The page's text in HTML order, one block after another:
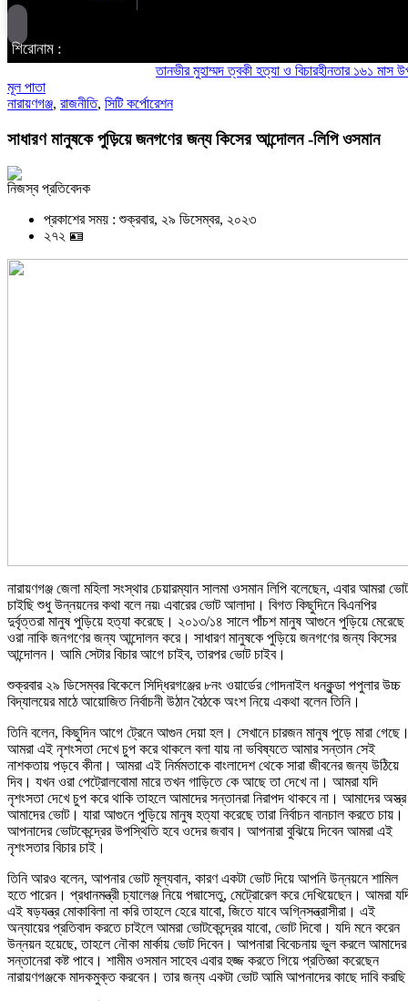
শিরোনাম :
তানভীর মুহাম্মদ ত্বকী হত্যা ও বিচারহীনতার ১৬১ মাস
মূল পাতা
নারায়ণগঞ্জ, রাজনীতি, সিটি কর্পোরেশন
সাধারণ মানুষকে পুড়িয়ে জনগণের জন্য কিসের আন্দোলন -লিপি ওসমান
নিজস্ব প্রতিবেদক
প্রকাশের সময় : শুক্রবার, ২৯ ডিসেম্বর, ২০২৩
২৭২ 🪪
নারায়ণগঞ্জ জেলা মহিলা সংস্থার চেয়ারম্যান সালমা ওসমান লিপি বলেছেন, এবার আমরা
চাইছি শুধু উন্নয়নের কথা বলে নয়৷ এবারের ভোট আলাদা। বিগত কিছুদিনে বিএনপির
দুর্বৃত্তরা মানুষ পুড়িয়ে হত্যা করেছে। ২০১৩/১৪ সালে পাঁচশ মানুষ আগুনে পুড়িয়ে
ওরা নাকি জনগণের জন্য আন্দোলন করে। সাধারণ মানুষকে পুড়িয়ে জনগণের জন্য কিসের
আন্দোলন। আমি সেটার বিচার আগে চাইব, তারপর ভোট চাইব।
শুক্রবার ২৯ ডিসেম্বর বিকেলে সিদ্ধিরগঞ্জের ৮নং ওয়ার্ডের গোদনাইল ধনকুন্ডা পপুলার উচ্চ
বিদ্যালয়ের মাঠে আয়োজিত নির্বাচনী উঠান বৈঠকে অংশ নিয়ে একথা বলেন তিনি।
তিনি বলেন, কিছুদিন আগে ট্রেনে আগুন দেয়া হল। সেখানে চারজন মানুষ পুড়ে মারা
আমরা এই নৃশংসতা দেখে চুপ করে থাকলে বলা যায় না ভবিষ্যতে আমার সন্তান সেই
নাশকতায় পড়বে কীনা। আমরা এই নির্মমতাকে বাংলাদেশ থেকে সারা জীবনের জন্য উঠিয়ে
দিব। যখন ওরা পেট্রোলবোমা মারে তখন গাড়িতে কে আছে তা দেখে না। আমরা যদি
নৃশংসতা দেখে চুপ করে থাকি তাহলে আমাদের সন্তানরা নিরাপদ থাকবে না। আমাদের অস্ত্র
আমাদের ভোট। যারা আগুনে পুড়িয়ে মানুষ হত্যা করেছে তারা নির্বাচন বানচাল করতে চায়।
আপনাদের ভোটকেন্দ্রের উপস্থিতি হবে ওদের জবাব। আপনারা বুঝিয়ে দিবেন আমরা এই
নৃশংসতার বিচার চাই।
তিনি আরও বলেন, আপনার ভোট মূল্যবান, কারণ একটা ভোট দিয়ে আপনি উন্নয়নে শামিল
হতে পারেন। প্রধানমন্ত্রী চ্যালেঞ্জ নিয়ে পদ্মাসেতু, মেট্রোরেল করে দেখিয়েছেন। আমরা
এই ষড়যন্ত্র মোকাবিলা না করি তাহলে হেরে যাবো, জিতে যাবে অগ্নিসন্ত্রাসীরা। এই
অন্যায়ের প্রতিবাদ করতে চাইলে আমরা ভোটকেন্দ্রের যাবো, ভোট দিবো। যদি মনে করেন
উন্নয়ন হয়েছে, তাহলে নৌকা মার্কায় ভোট দিবেন। আপনারা বিবেচনায় ভুল করলে আমাদের
সন্তানেরা কষ্ট পাবে। শামীম ওসমান সাহেব এবার হজ্জ করতে গিয়ে প্রতিজ্ঞা করেছেন
নারায়ণগঞ্জকে মাদকমুক্ত করবেন। তার জন্য একটা ভোট আমি আপনাদের কাছে দাবি